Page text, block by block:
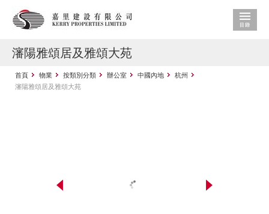
瀋陽雅頌居及雅頌大苑
首頁 物業 按類別分類 辦公室 中國內地
杭州
瀋陽雅頌居及雅頌大苑